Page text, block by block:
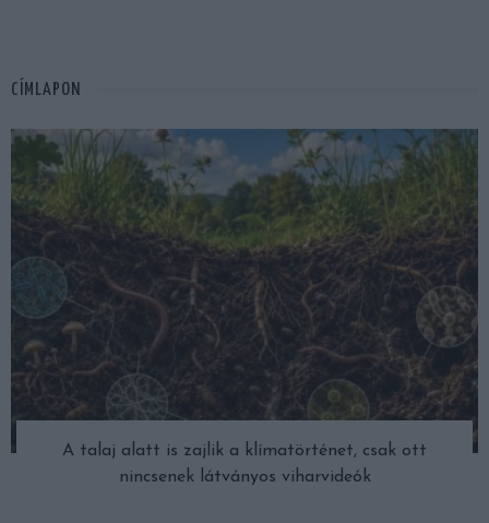
CÍMLAPON
A talaj alatt is zajlik a klímatörténet, csak ott
nincsenek látványos viharvideók